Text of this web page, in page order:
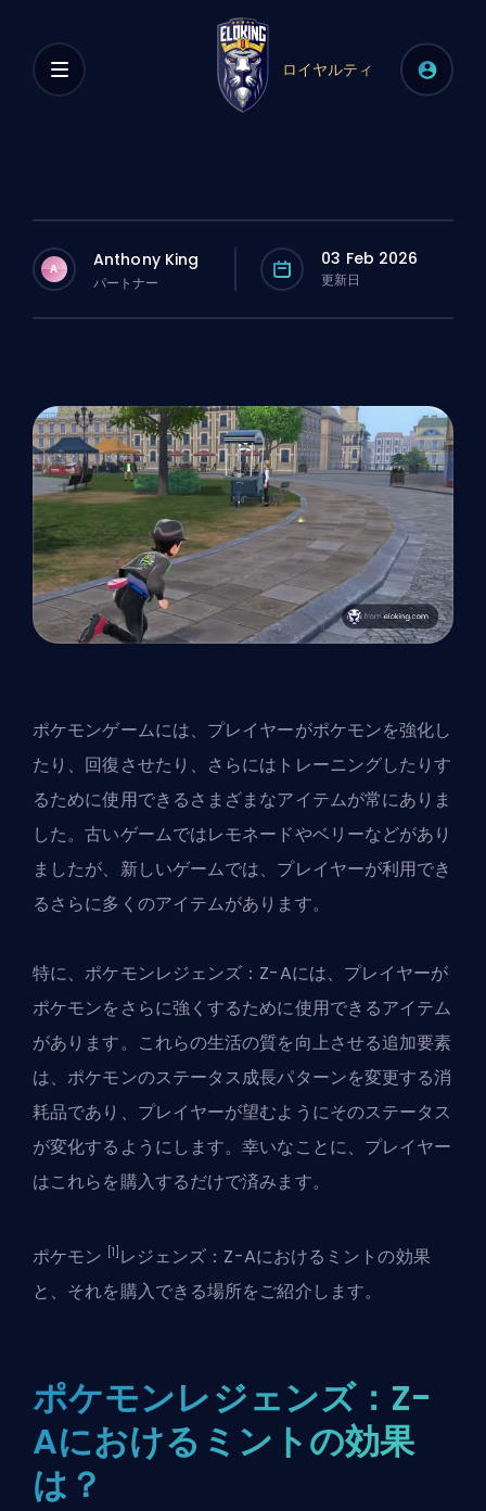
ロイヤルティ
A Anthony King
パートナー
03 Feb 2026
更新日
ポケモンゲームには、プレイヤーがポケモンを強化し
たり、回復させたり、さらにはトレーニングしたりす
るために使用できるさまざまなアイテムが常にありま
した。古いゲームではレモネードやベリーなどがあり
ましたが、新しいゲームでは、プレイヤーが利用でき
るさらに多くのアイテムがあります。
特に、ポケモンレジェンズ：Z-Aには、プレイヤーが
ポケモンをさらに強くするために使用できるアイテム
があります。これらの生活の質を向上させる追加要素
は、ポケモンのステータス成長パターンを変更する消
耗品であり、プレイヤーが望むようにそのステータス
が変化するようにします。幸いなことに、プレイヤー
はこれらを購入するだけで済みます。
ポケモン [1] レジェンズ：Z-Aにおけるミントの効果
と、それを購入できる場所をご紹介します。
ポケモンレジェンズ：Z-
Aにおけるミントの効果
は？